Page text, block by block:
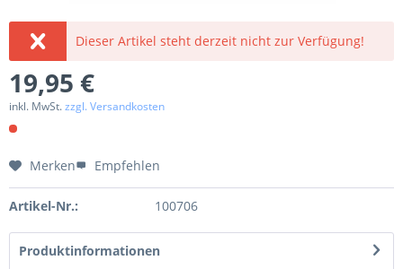
Dieser Artikel steht derzeit nicht zur Verfügung!
19,95 €
inkl. MwSt.zzgl. Versandkosten
Merken Empfehlen
Artikel-Nr.: 100706
Produktinformationen